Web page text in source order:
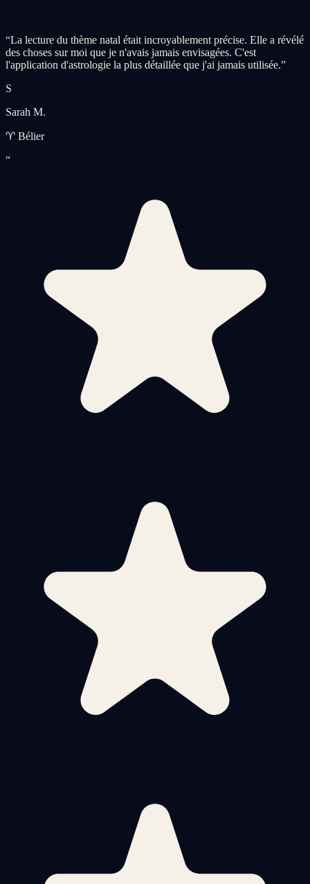
“La lecture du thème natal était incroyablement précise. Elle a révélé
des choses sur moi que je n'avais jamais envisagées. C'est
l'application d'astrologie la plus détaillée que j'ai jamais utilisée.”
S
Sarah M.
♈ Bélier
“